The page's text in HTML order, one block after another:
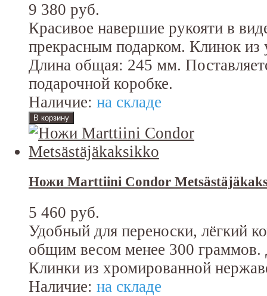
9 380 руб.
Красивое навершие рукояти в
прекрасным подарком. Клинок из
Длина общая: 245 мм.
подарочной коробке.
Наличие: на складе
Ножи Marttiini Condor
5 460 руб.
Удобный для переноски, лёгкий
общим весом менее 300 граммов.
Клинки из хромированной
Наличие: на складе